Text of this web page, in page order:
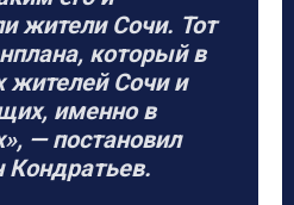
жители Сочи. Тот
который в
жителей Сочи и
именно в
— постановил
Кондратьев.